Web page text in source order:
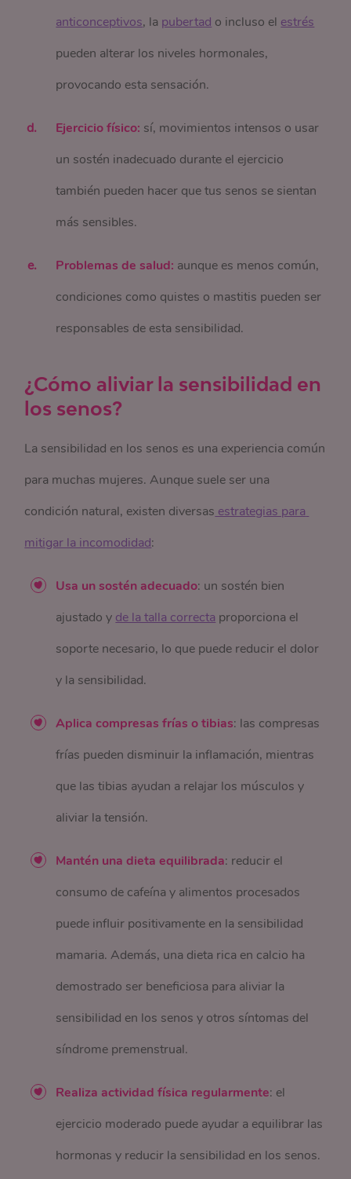
anticonceptivos, la pubertad o incluso el estrés
pueden alterar los niveles hormonales,
provocando esta sensación.
Ejercicio físico: sí, movimientos intensos o usar
un sostén inadecuado durante el ejercicio
también pueden hacer que tus senos se sientan
más sensibles.
Problemas de salud: aunque es menos común,
condiciones como quistes o mastitis pueden ser
responsables de esta sensibilidad.
¿Cómo aliviar la sensibilidad en
los senos?
La sensibilidad en los senos es una experiencia común
para muchas mujeres. Aunque suele ser una
condición natural, existen diversas estrategias para
mitigar la incomodidad:
Usa un sostén adecuado: un sostén bien
ajustado y de la talla correcta proporciona el
soporte necesario, lo que puede reducir el dolor
y la sensibilidad.
Aplica compresas frías o tibias: las compresas
frías pueden disminuir la inflamación, mientras
que las tibias ayudan a relajar los músculos y
aliviar la tensión.
Mantén una dieta equilibrada: reducir el
consumo de cafeína y alimentos procesados
puede influir positivamente en la sensibilidad
mamaria. Además, una dieta rica en calcio ha
demostrado ser beneficiosa para aliviar la
sensibilidad en los senos y otros síntomas del
síndrome premenstrual.
Realiza actividad física regularmente: el
ejercicio moderado puede ayudar a equilibrar las
hormonas y reducir la sensibilidad en los senos.